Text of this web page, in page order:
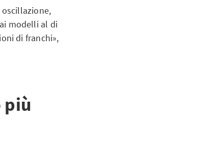
modelli al di
di franchi»,
più